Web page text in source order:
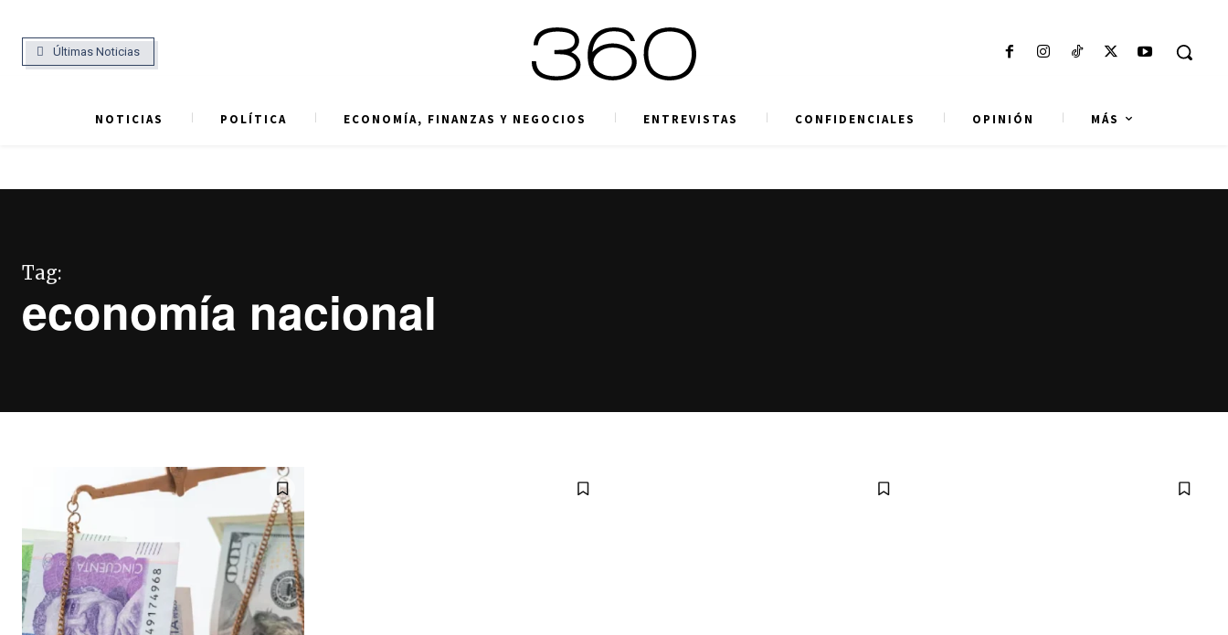
Últimas Noticias
NOTICIAS POLÍTICA ECONOMÍA, FINANZAS Y NEGOCIOS ENTREVISTAS CONFIDENCIALES OPINIÓN MÁS
Tag:
economía nacional